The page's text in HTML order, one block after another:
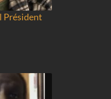
Président